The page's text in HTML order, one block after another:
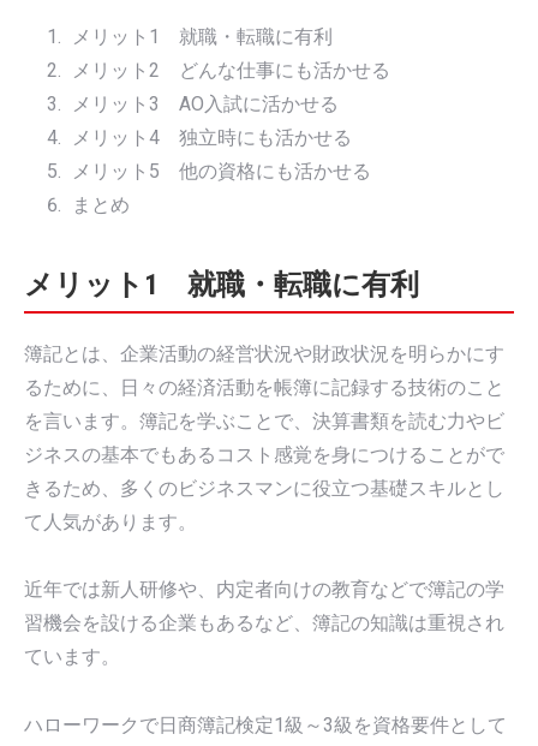
メリット1 就職・転職に有利
メリット2 どんな仕事にも活かせる
メリット3 AO入試に活かせる
メリット4 独立時にも活かせる
メリット5 他の資格にも活かせる
まとめ
メリット1 就職・転職に有利
簿記とは、企業活動の経営状況や財政状況を明らかにす
るために、日々の経済活動を帳簿に記録する技術のこと
を言います。簿記を学ぶことで、決算書類を読む力やビ
ジネスの基本でもあるコスト感覚を身につけることがで
きるため、多くのビジネスマンに役立つ基礎スキルとし
て人気があります。
近年では新人研修や、内定者向けの教育などで簿記の学
習機会を設ける企業もあるなど、簿記の知識は重視され
ています。
ハローワークで日商簿記検定1級～3級を資格要件として